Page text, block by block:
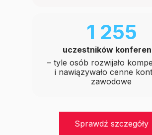
– tyle osób rozwijało
i nawiązywało cenne
zawodowe
uczestników
1 255
Sprawdź szczegóły